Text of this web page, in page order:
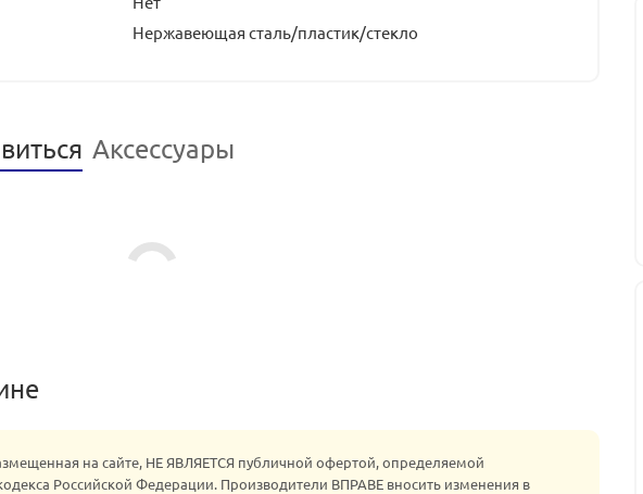
Нержавеющая сталь/пластик/стекло
Аксессуары
на сайте, НЕ ЯВЛЯЕТСЯ публичной офертой, определяемой
Российской Федерации. Производители ВПРАВЕ вносить изменения в